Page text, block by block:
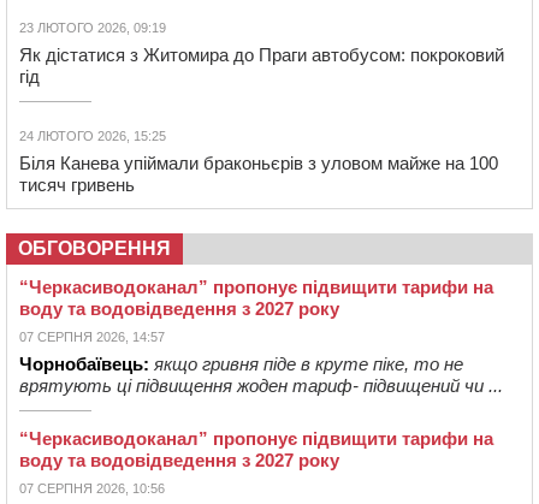
23 ЛЮТОГО 2026, 09:19
Як дістатися з Житомира до Праги автобусом: покроковий
гід
24 ЛЮТОГО 2026, 15:25
Біля Канева упіймали браконьєрів з уловом майже на 100
тисяч гривень
ОБГОВОРЕННЯ
“Черкасиводоканал” пропонує підвищити тарифи на
воду та водовідведення з 2027 року
07 СЕРПНЯ 2026, 14:57
Чорнобаївець: якщо гривня піде в круте піке, то не
врятують ці підвищення жоден тариф- підвищений чи ...
“Черкасиводоканал” пропонує підвищити тарифи на
воду та водовідведення з 2027 року
07 СЕРПНЯ 2026, 10:56